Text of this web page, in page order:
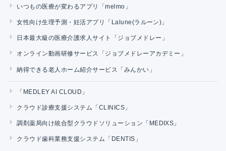
いつもの医療が変わるアプリ「melmo」
女性向け生理予測・妊活アプリ「Lalune(ラルーン)」
日本最大級の医療介護求人サイト「ジョブメドレー」
オンライン動画研修サービス「ジョブメドレーアカデミー」
納得できる老人ホーム紹介サービス「みんかい」
「MEDLEY AI CLOUD」
クラウド診療支援システム「CLINICS」
調剤薬局向け統合型クラウドソリューション「MEDIXS」
クラウド歯科業務支援システム「DENTIS」